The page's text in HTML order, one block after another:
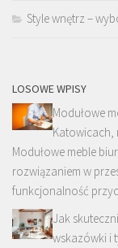
Style wnętrz –
LOSOWE WPISY
Modułowe
Katowicach,
Modułowe meble
rozwiązaniem w
funkcjonalność
Jak
wskazówki i